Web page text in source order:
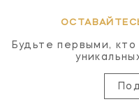
Будьте первыми,